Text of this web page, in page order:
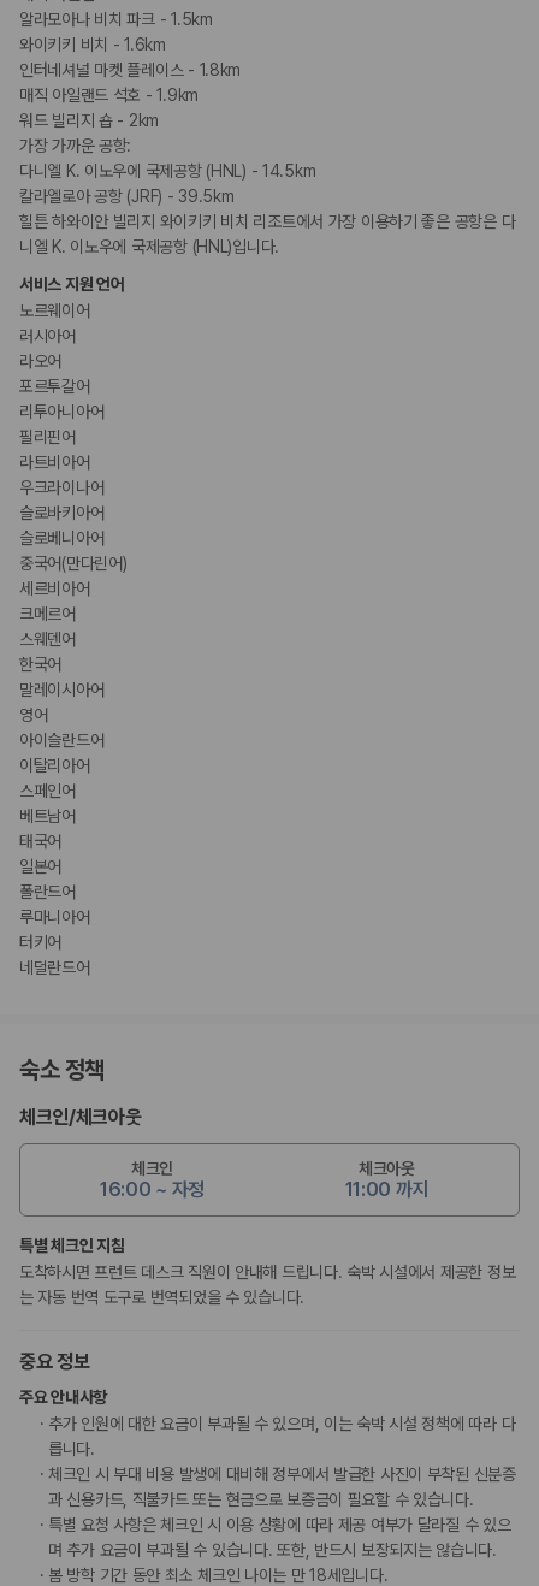
알라모아나 비치 파크 - 1.5km
와이키키 비치 - 1.6km
인터네셔널 마켓 플레이스 - 1.8km
매직 아일랜드 석호 - 1.9km
워드 빌리지 숍 - 2km
가장 가까운 공항:
다니엘 K. 이노우에 국제공항 (HNL) - 14.5km
칼라엘로아 공항 (JRF) - 39.5km
힐튼 하와이안 빌리지 와이키키 비치 리조트에서 가장 이용하기 좋은 공항은 다
니엘 K. 이노우에 국제공항 (HNL)입니다.
서비스 지원 언어
노르웨이어
러시아어
라오어
포르투갈어
리투아니아어
필리핀어
라트비아어
우크라이나어
슬로바키아어
슬로베니아어
중국어(만다린어)
세르비아어
크메르어
스웨덴어
한국어
말레이시아어
영어
아이슬란드어
이탈리아어
스페인어
베트남어
태국어
일본어
폴란드어
루마니아어
터키어
네덜란드어
숙소 정책
체크인/체크아웃
체크인
16:00 ~ 자정
체크아웃
11:00 까지
특별 체크인 지침
도착하시면 프런트 데스크 직원이 안내해 드립니다. 숙박 시설에서 제공한 정보
는 자동 번역 도구로 번역되었을 수 있습니다.
중요 정보
주요 안내사항
추가 인원에 대한 요금이 부과될 수 있으며, 이는 숙박 시설 정책에 따라 다
릅니다.
체크인 시 부대 비용 발생에 대비해 정부에서 발급한 사진이 부착된 신분증
과 신용카드, 직불카드 또는 현금으로 보증금이 필요할 수 있습니다.
특별 요청 사항은 체크인 시 이용 상황에 따라 제공 여부가 달라질 수 있으
며 추가 요금이 부과될 수 있습니다. 또한, 반드시 보장되지는 않습니다.
봄 방학 기간 동안 최소 체크인 나이는 만 18세입니다.